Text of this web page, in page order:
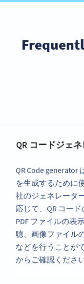
QR コードジェ
QR Code generator
を生成するために
社のジェネレータ
応じて、QR コー
PDF ファイルの表
聴、画像ファイル
などを行うことが
からご確認ください